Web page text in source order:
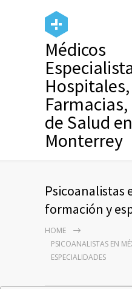
Médicos
de Salud en
Monterrey
Psicoanalistas
formación y
HOME
PSICOANALISTAS EN
ESPECIALIDADES